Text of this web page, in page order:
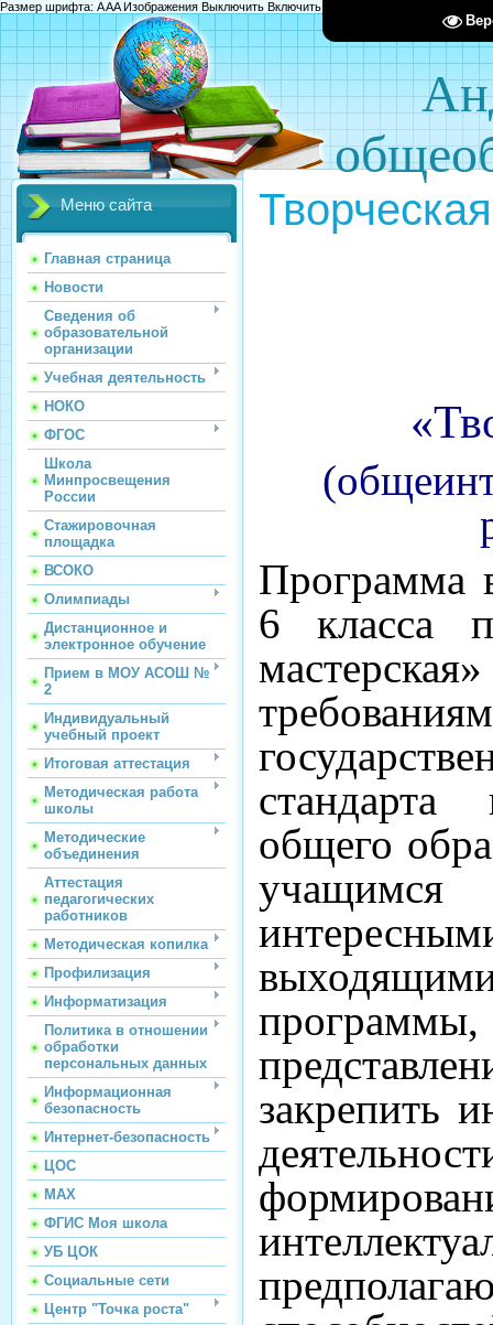
Размер шрифта: AAAИзображения Выключить Включить
Меню сайта
Главная страница
Новости
Сведения об
образовательной
организации
Учебная деятельность
НОКО
ФГОС
Школа
Минпросвещения
России
Стажировочная
площадка
ВСОКО
Олимпиады
Дистанционное и
электронное обучение
Прием в МОУ АСОШ №
2
Индивидуальный
учебный проект
Итоговая аттестация
Методическая работа
школы
Методические
объединения
Аттестация
педагогических
работников
Методическая копилка
Профилизация
Информатизация
Политика в отношении
обработки
персональных данных
Информационная
безопасность
Интернет-безопасность
ЦОС
МАХ
ФГИС Моя школа
УБ ЦОК
Социальные сети
Центр "Точка роста"
Программа
6 класса
стандарта
общего
учащимся
закрепить